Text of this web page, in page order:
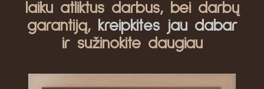
laiku atliktus darbus, bei darbų
garantiją, kreipkitės jau dabar
ir sužinokite daugiau